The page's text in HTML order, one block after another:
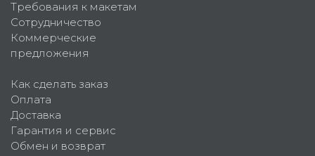
Требования к макетам
Сотрудничество
Коммерческие
предложения
Как сделать заказ
Оплата
Доставка
Гарантия и сервис
Обмен и возврат